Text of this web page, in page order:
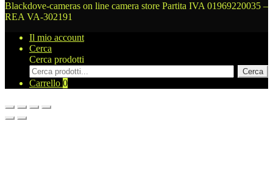
Blackdove-cameras on line camera store Partita IVA 01969220035 –
REA VA-302191
Il mio account
Cerca
Cerca prodotti
Cerca
Carrello 0